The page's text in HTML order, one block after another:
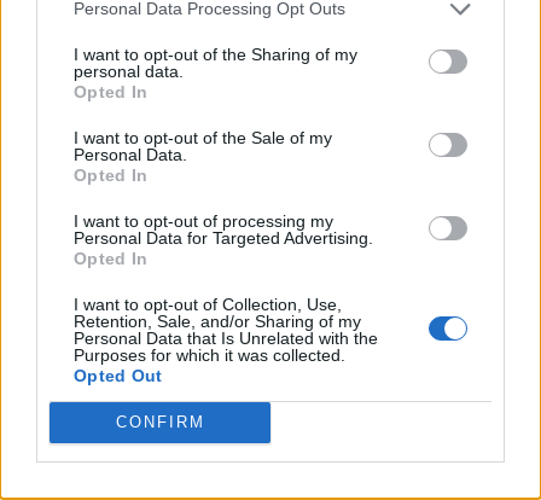
Personal Data Processing Opt Outs
I want to opt-out of the Sharing of my
personal data.
Opted In
I want to opt-out of the Sale of my
Personal Data.
Opted In
I want to opt-out of processing my
Personal Data for Targeted Advertising.
Opted In
I want to opt-out of Collection, Use,
Retention, Sale, and/or Sharing of my
Personal Data that Is Unrelated with the
Purposes for which it was collected.
Opted Out
CONFIRM
LVRTC отвечает на вопросы об
изменениях, ожидающих часть общества
в конце года
Читать другие новости